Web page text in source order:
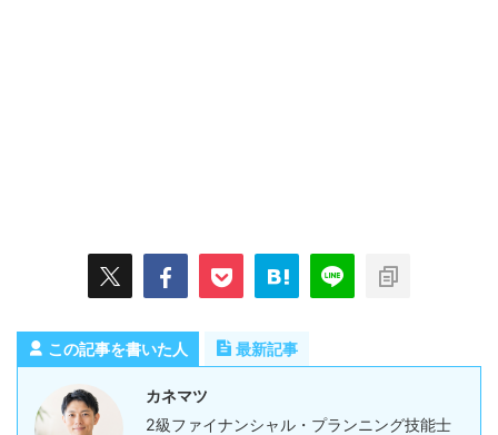
この記事を書いた人 最新記事
カネマツ
2級ファイナンシャル・プランニング技能士